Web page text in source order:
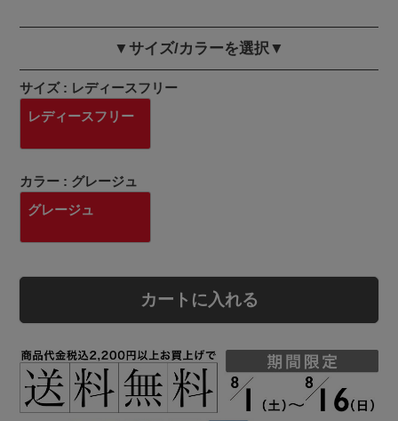
▼サイズ/カラーを選択▼
サイズ
レディースフリー
レディースフリー
カラー
グレージュ
グレージュ
カートに入れる